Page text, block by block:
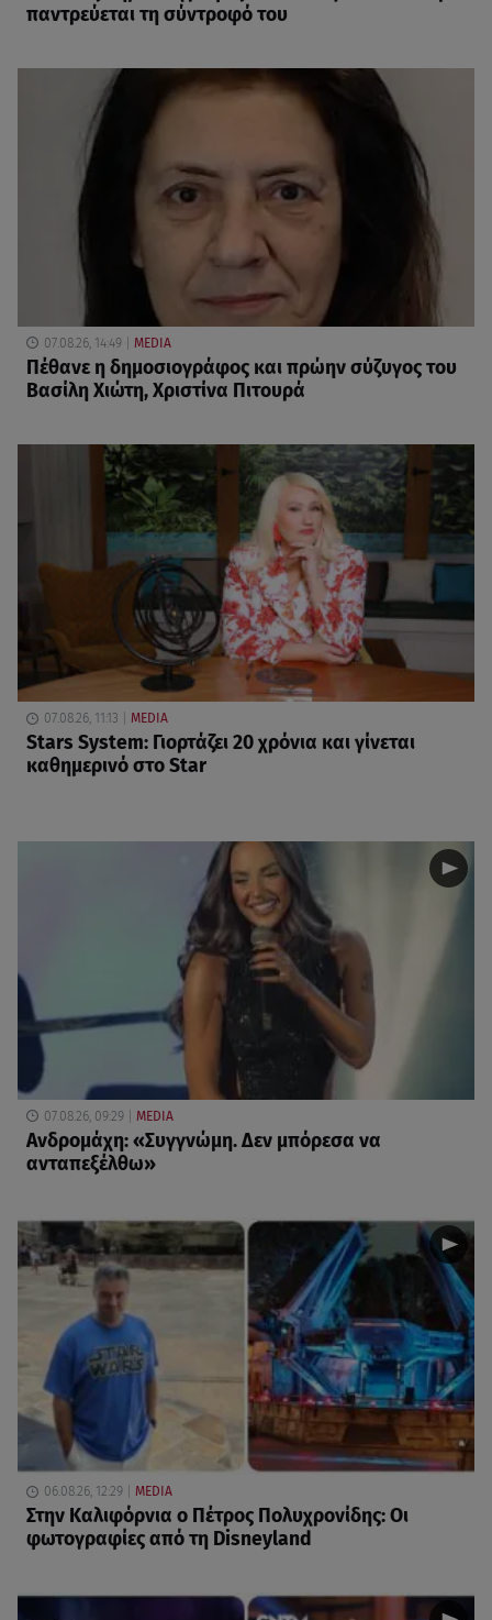
παντρεύεται τη σύντροφό του
07.08.26, 14:49 MEDIA
Πέθανε η δημοσιογράφος και πρώην σύζυγος του
Βασίλη Χιώτη, Χριστίνα Πιτουρά
07.08.26, 11:13 MEDIA
Stars System: Γιορτάζει 20 χρόνια και γίνεται
καθημερινό στο Star
07.08.26, 09:29 MEDIA
Ανδρομάχη: «Συγγνώμη. Δεν μπόρεσα να
ανταπεξέλθω»
06.08.26, 12:29 MEDIA
Στην Καλιφόρνια ο Πέτρος Πολυχρονίδης: Οι
φωτογραφίες από τη Disneyland